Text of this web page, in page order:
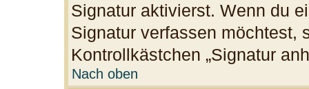
Signatur aktivierst. Wenn du
Signatur verfassen möchtest,
Kontrollkästchen „Signatur
Nach oben